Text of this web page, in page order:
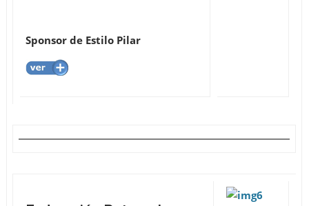
Sponsor de Estilo Pilar